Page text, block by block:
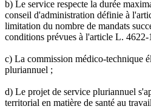
b) Le service respecte la durée
conseil d'administration définie à
limitation du nombre de mandats
conditions prévues à l'article L. 4622-
c) La commission médico-technique
pluriannuel ;
d) Le projet de service pluriannuel
territorial en matière de santé au